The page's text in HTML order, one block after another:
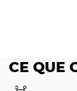
CE QUE